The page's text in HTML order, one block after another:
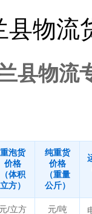
县物流
县物流
重泡货
价格
（体积
立方）
纯重货
价格
（重量
公斤）
元/立方
元/吨